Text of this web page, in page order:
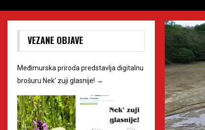
VEZANE OBJAVE
Međimurska priroda predstavlja digitalnu
brošuru Nek’ zuji glasnije! →